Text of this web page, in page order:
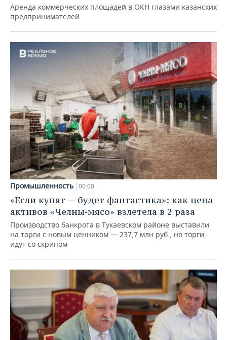
Аренда коммерческих площадей в ОКН глазами казанских
предпринимателей
Промышленность 00:00
«Если купят — будет фантастика»: как цена
активов «Челны‑мясо» взлетела в 2 раза
Производство банкрота в Тукаевском районе выставили
на торги с новым ценником — 237,7 млн руб., но торги
идут со скрипом